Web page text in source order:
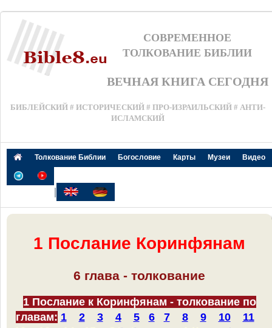
СОВРЕМЕННОЕ
ТОЛКОВАНИЕ БИБЛИИ
ВЕЧНАЯ КНИГА СЕГОДНЯ
БИБЛЕЙСКИЙ # ИСТОРИЧЕСКИЙ # ПРО-ИЗРАИЛЬСКИЙ # АНТИ-
ИСЛАМСКИЙ
Толкование Библии Богословие Карты Музеи Видео
|
1 Послание Коринфянам
6 глава - толкование
1 Послание к Коринфянам - толкование по
главам: 1 2 3 4 5 6 7 8 9 10
11